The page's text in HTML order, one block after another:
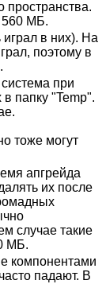
пространства.
560 МБ.
в них). На
поэтому в
при
папку "Temp".
тоже могут
апгрейда
их после
случае такие
МБ.
компонентами
падают. В